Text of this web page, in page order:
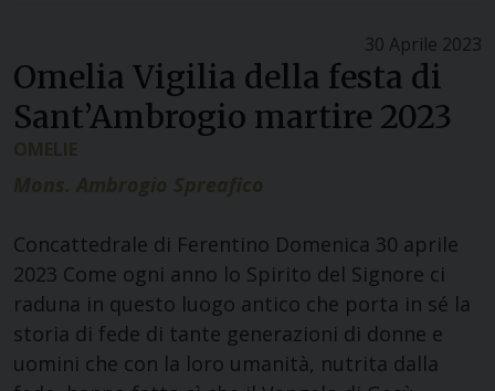
30 Aprile 2023
Omelia Vigilia della festa di
Sant’Ambrogio martire 2023
OMELIE
Mons. Ambrogio Spreafico
Concattedrale di Ferentino Domenica 30 aprile
2023 Come ogni anno lo Spirito del Signore ci
raduna in questo luogo antico che porta in sé la
storia di fede di tante generazioni di donne e
uomini che con la loro umanità, nutrita dalla